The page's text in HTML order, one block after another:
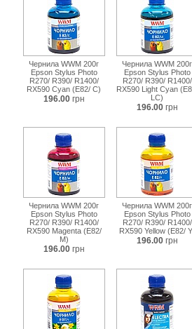
Чернила WWM 200г
Epson Stylus Photo
R270/ R390/ R1400/
RX590 Cyan (E82/ C)
196.00 грн
Чернила WWM 200г
Epson Stylus Photo
R270/ R390/ R1400/
RX590 Light Cyan
LC)
196.00 грн
Чернила WWM 200г
Epson Stylus Photo
R270/ R390/ R1400/
RX590 Magenta (E82/
M)
196.00 грн
Чернила WWM 200г
Epson Stylus Photo
R270/ R390/ R1400/
RX590 Yellow (E82/
196.00 грн